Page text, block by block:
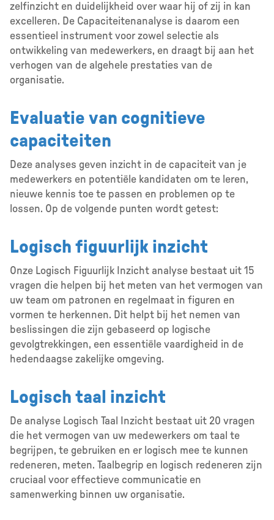
zelfinzicht en duidelijkheid over waar hij of zij in kan
excelleren. De Capaciteitenanalyse is daarom een
essentieel instrument voor zowel selectie als
ontwikkeling van medewerkers, en draagt bij aan het
verhogen van de algehele prestaties van de
organisatie.
Evaluatie van cognitieve
capaciteiten
Deze analyses geven inzicht in de capaciteit van je
medewerkers en potentiële kandidaten om te leren,
nieuwe kennis toe te passen en problemen op te
lossen. Op de volgende punten wordt getest:
Logisch figuurlijk inzicht
Onze Logisch Figuurlijk Inzicht analyse bestaat uit 15
vragen die helpen bij het meten van het vermogen van
uw team om patronen en regelmaat in figuren en
vormen te herkennen. Dit helpt bij het nemen van
beslissingen die zijn gebaseerd op logische
gevolgtrekkingen, een essentiële vaardigheid in de
hedendaagse zakelijke omgeving.
Logisch taal inzicht
De analyse Logisch Taal Inzicht bestaat uit 20 vragen
die het vermogen van uw medewerkers om taal te
begrijpen, te gebruiken en er logisch mee te kunnen
redeneren, meten. Taalbegrip en logisch redeneren zijn
cruciaal voor effectieve communicatie en
samenwerking binnen uw organisatie.